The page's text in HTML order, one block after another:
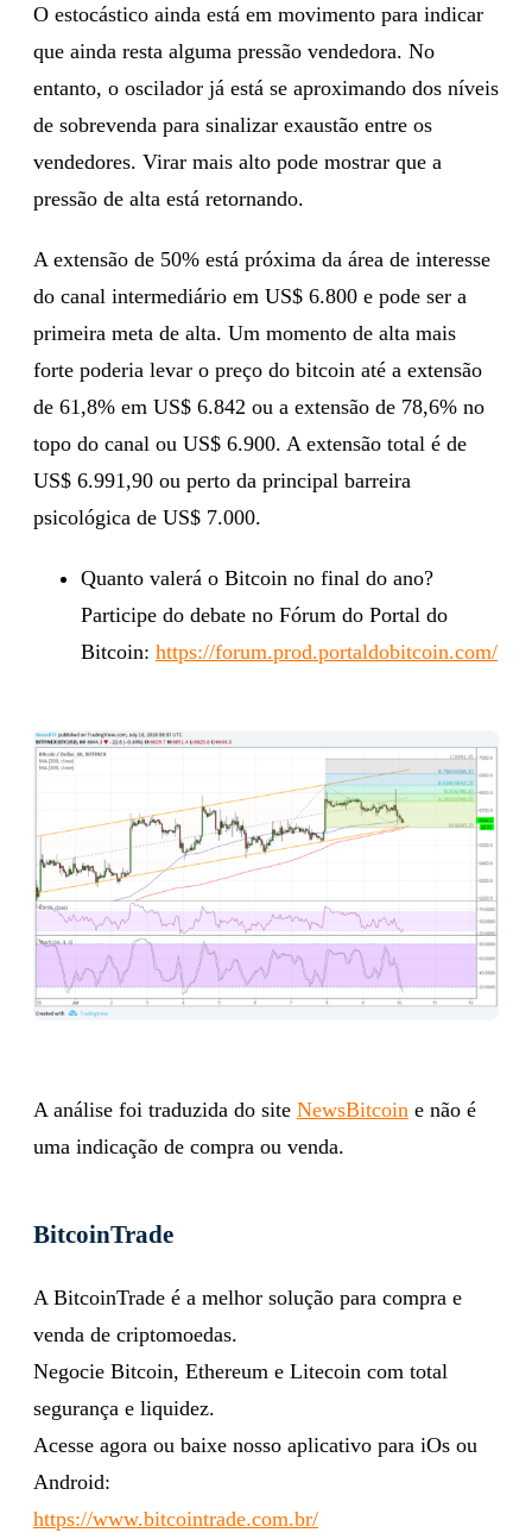
O estocástico ainda está em movimento para indicar
que ainda resta alguma pressão vendedora. No
entanto, o oscilador já está se aproximando dos níveis
de sobrevenda para sinalizar exaustão entre os
vendedores. Virar mais alto pode mostrar que a
pressão de alta está retornando.
A extensão de 50% está próxima da área de interesse
do canal intermediário em US$ 6.800 e pode ser a
primeira meta de alta. Um momento de alta mais
forte poderia levar o preço do bitcoin até a extensão
de 61,8% em US$ 6.842 ou a extensão de 78,6% no
topo do canal ou US$ 6.900. A extensão total é de
US$ 6.991,90 ou perto da principal barreira
psicológica de US$ 7.000.
Quanto valerá o Bitcoin no final do ano?
Participe do debate no Fórum do Portal do
Bitcoin: https://forum.prod.portaldobitcoin.com/
A análise foi traduzida do site NewsBitcoin e não é
uma indicação de compra ou venda.
BitcoinTrade
A BitcoinTrade é a melhor solução para compra e
venda de criptomoedas.
Negocie Bitcoin, Ethereum e Litecoin com total
segurança e liquidez.
Acesse agora ou baixe nosso aplicativo para iOs ou
Android:
https://www.bitcointrade.com.br/